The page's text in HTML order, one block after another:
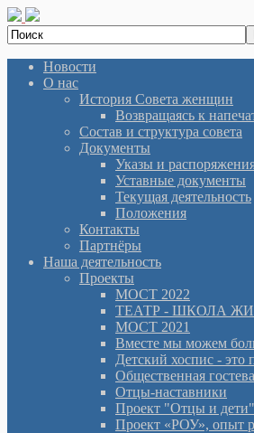
Новости
О нас
История Cовета женщин
Возвращаясь к
Состав и структура совета
Документы
Указы и
Уставные документы
Текущая деятельность
Положения
Контакты
Партнёры
Наша деятельность
Проекты
МОСТ 2022
ТЕАТР - ШКОЛА
МОСТ 2021
Вместе мы можем
Детский хоспис - это
Общественная
Отцы-наставники
Проект "Отцы и дети"
Проект «РОУ», опыт